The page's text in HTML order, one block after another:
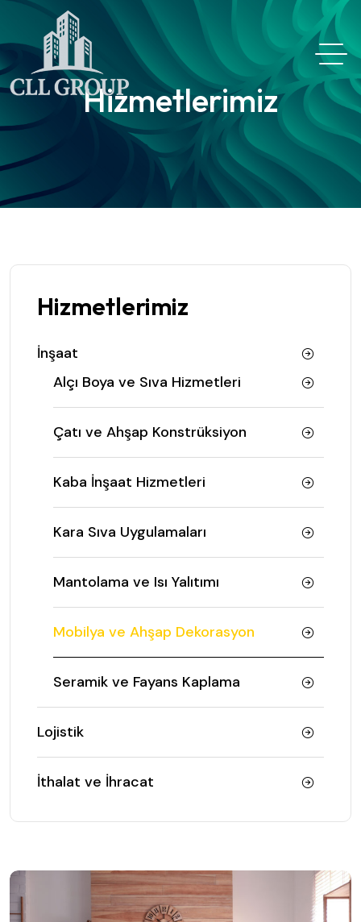
Hizmetlerimiz
Hizmetlerimiz
İnşaat
Alçı Boya ve Sıva Hizmetleri
Çatı ve Ahşap Konstrüksiyon
Kaba İnşaat Hizmetleri
Kara Sıva Uygulamaları
Mantolama ve Isı Yalıtımı
Mobilya ve Ahşap Dekorasyon
Seramik ve Fayans Kaplama
Lojistik
İthalat ve İhracat